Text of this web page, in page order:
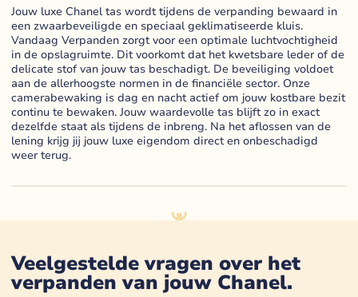
Jouw luxe Chanel tas wordt tijdens de verpanding bewaard in
een zwaarbeveiligde en speciaal geklimatiseerde kluis.
Vandaag Verpanden zorgt voor een optimale luchtvochtigheid
in de opslagruimte. Dit voorkomt dat het kwetsbare leder of de
delicate stof van jouw tas beschadigt. De beveiliging voldoet
aan de allerhoogste normen in de financiële sector. Onze
camerabewaking is dag en nacht actief om jouw kostbare bezit
continu te bewaken. Jouw waardevolle tas blijft zo in exact
dezelfde staat als tijdens de inbreng. Na het aflossen van de
lening krijg jij jouw luxe eigendom direct en onbeschadigd
weer terug.
Veelgestelde vragen over het
verpanden van jouw Chanel.